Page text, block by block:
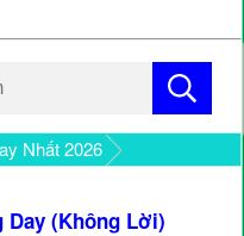
Nhất 2026
Day (Không Lời)